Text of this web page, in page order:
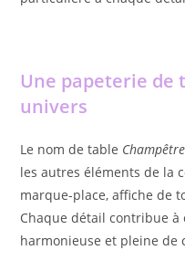
Une papeterie de
univers
Le nom de table
les autres éléments de la
marque-place, affiche de
Chaque détail contribue
harmonieuse et pleine de